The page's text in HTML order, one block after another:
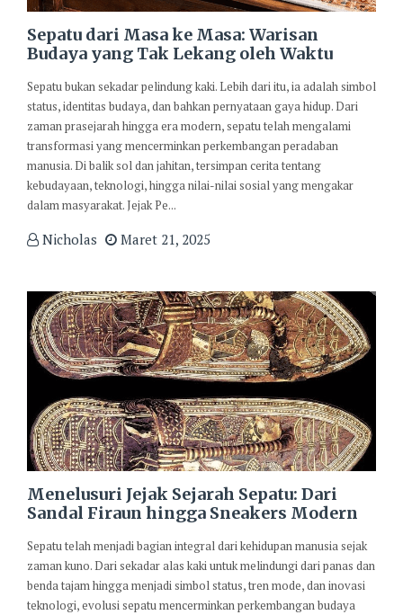
Sepatu dari Masa ke Masa: Warisan
Budaya yang Tak Lekang oleh Waktu
Sepatu bukan sekadar pelindung kaki. Lebih dari itu, ia adalah simbol
status, identitas budaya, dan bahkan pernyataan gaya hidup. Dari
zaman prasejarah hingga era modern, sepatu telah mengalami
transformasi yang mencerminkan perkembangan peradaban
manusia. Di balik sol dan jahitan, tersimpan cerita tentang
kebudayaan, teknologi, hingga nilai-nilai sosial yang mengakar
dalam masyarakat. Jejak Pe...
Nicholas Maret 21, 2025
Menelusuri Jejak Sejarah Sepatu: Dari
Sandal Firaun hingga Sneakers Modern
Sepatu telah menjadi bagian integral dari kehidupan manusia sejak
zaman kuno. Dari sekadar alas kaki untuk melindungi dari panas dan
benda tajam hingga menjadi simbol status, tren mode, dan inovasi
teknologi, evolusi sepatu mencerminkan perkembangan budaya